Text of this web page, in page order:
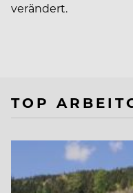
verändert.
TOP